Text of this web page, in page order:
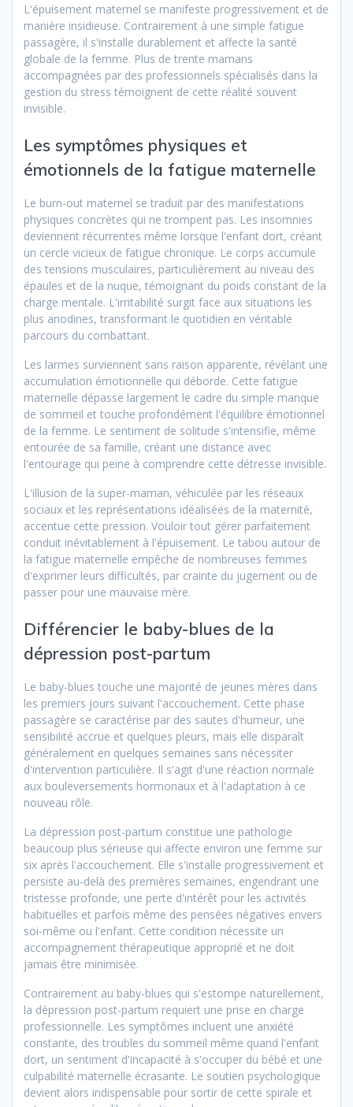
L'épuisement maternel se manifeste progressivement et de
manière insidieuse. Contrairement à une simple fatigue
passagère, il s'installe durablement et affecte la santé
globale de la femme. Plus de trente mamans
accompagnées par des professionnels spécialisés dans la
gestion du stress témoignent de cette réalité souvent
invisible.
Les symptômes physiques et
émotionnels de la fatigue maternelle
Le burn-out maternel se traduit par des manifestations
physiques concrètes qui ne trompent pas. Les insomnies
deviennent récurrentes même lorsque l'enfant dort, créant
un cercle vicieux de fatigue chronique. Le corps accumule
des tensions musculaires, particulièrement au niveau des
épaules et de la nuque, témoignant du poids constant de la
charge mentale. L'irritabilité surgit face aux situations les
plus anodines, transformant le quotidien en véritable
parcours du combattant.
Les larmes surviennent sans raison apparente, révélant une
accumulation émotionnelle qui déborde. Cette fatigue
maternelle dépasse largement le cadre du simple manque
de sommeil et touche profondément l'équilibre émotionnel
de la femme. Le sentiment de solitude s'intensifie, même
entourée de sa famille, créant une distance avec
l'entourage qui peine à comprendre cette détresse invisible.
L'illusion de la super-maman, véhiculée par les réseaux
sociaux et les représentations idéalisées de la maternité,
accentue cette pression. Vouloir tout gérer parfaitement
conduit inévitablement à l'épuisement. Le tabou autour de
la fatigue maternelle empêche de nombreuses femmes
d'exprimer leurs difficultés, par crainte du jugement ou de
passer pour une mauvaise mère.
Différencier le baby-blues de la
dépression post-partum
Le baby-blues touche une majorité de jeunes mères dans
les premiers jours suivant l'accouchement. Cette phase
passagère se caractérise par des sautes d'humeur, une
sensibilité accrue et quelques pleurs, mais elle disparaît
généralement en quelques semaines sans nécessiter
d'intervention particulière. Il s'agit d'une réaction normale
aux bouleversements hormonaux et à l'adaptation à ce
nouveau rôle.
La dépression post-partum constitue une pathologie
beaucoup plus sérieuse qui affecte environ une femme sur
six après l'accouchement. Elle s'installe progressivement et
persiste au-delà des premières semaines, engendrant une
tristesse profonde, une perte d'intérêt pour les activités
habituelles et parfois même des pensées négatives envers
soi-même ou l'enfant. Cette condition nécessite un
accompagnement thérapeutique approprié et ne doit
jamais être minimisée.
Contrairement au baby-blues qui s'estompe naturellement,
la dépression post-partum requiert une prise en charge
professionnelle. Les symptômes incluent une anxiété
constante, des troubles du sommeil même quand l'enfant
dort, un sentiment d'incapacité à s'occuper du bébé et une
culpabilité maternelle écrasante. Le soutien psychologique
devient alors indispensable pour sortir de cette spirale et